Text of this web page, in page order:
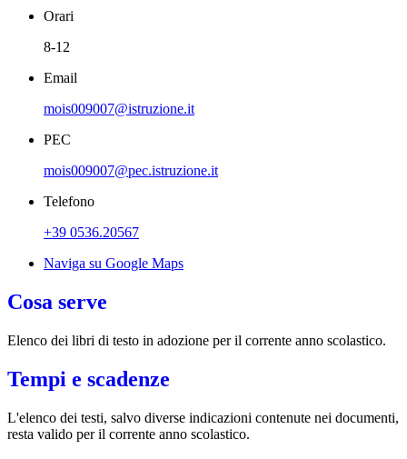
Orari
8-12
Email
mois009007@istruzione.it
PEC
mois009007@pec.istruzione.it
Telefono
+39 0536.20567
Naviga su Google Maps
Cosa serve
Elenco dei libri di testo in adozione per il corrente anno scolastico.
Tempi e scadenze
L'elenco dei testi, salvo diverse indicazioni contenute nei documenti,
resta valido per il corrente anno scolastico.